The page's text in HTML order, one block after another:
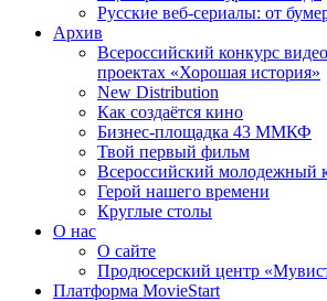
Русские веб-сериалы: от
Архив
Всероссийский конкурс
проектах «Хорошая история»
New Distribution
Как создаётся кино
Бизнес-площадка 43 ММКФ
Твой первый фильм
Всероссийский молодежный
Герой нашего времени
Круглые столы
О нас
О сайте
Продюсерский центр
Платформа MovieStart